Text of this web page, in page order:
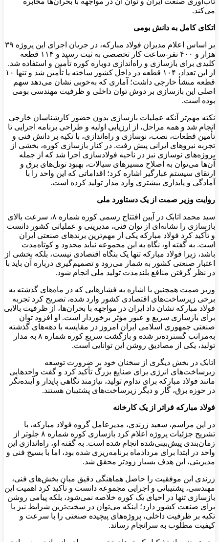
می‌کند.
اتکای کامل به دانش بومی
بر اساس اعلام مدیران فولاد مبارکه، در جریان اجرای این پروژه ۳۹
هزار و ۴۰۰ نفر-ساعت کار تخصصی به ثبت رسید و ۱۱۴ قطعه
کلیدی برای بازسازی و راه‌اندازی دوباره کوره تأمین و استفاده شد.
از این تعداد، ۱۰۴ قطعه در داخل کشور ساخته یا تأمین شد و تنها ۱۰
قطعه منشأ خارجی داشت؛ آماری که به‌خوبی نشان می‌دهد سهم
اصلی این بازسازی بر دوش توان داخلی و ظرفیت مهندسی بومی
بوده است.
نکته مهم‌تر آنکه عملیات بازسازی بدون حضور کارشناسان خارجی
انجام شد و همه مراحل، از ارزیابی اولیه و طراحی برنامه اجرایی تا
تأمین قطعات، نصب، نوسازی و راه‌اندازی، با تکیه بر دانش فنی و
تجربه نیروهای ایرانی پیش رفت. در کنار بازسازی کوره، بخشی از
پروژه‌های نوسازی نیز در ناحیه فولادسازی اجرا شد که از جمله
آن‌ها می‌توان به اصلاح مسیرهای سیالات، بهبود تونل‌های برق و
ارتقای سیستم غبارگیر اشاره کرد؛ اقداماتی که این واحد را با
آمادگی و پایداری بیشتری وارد مدار تولید کرده است.
روایت وزیر صمت از یک دستاورد ملی
سید محمد اتابک در آیین افتتاح رسمی کوره شماره ۸، سرعت بالای
بازسازی را نشانه‌ای از توان فنی، مدیریتی و عملیاتی کشور دانست
و تأکید کرد فولاد مبارکه یکی از مهم‌ترین برندهای صنعتی ایران
است. به گفته او، نگاه به این مجموعه نباید محدود و کوتاه‌مدت
باشد، زیرا فولاد مبارکه تنها یک بنگاه اقتصادی نیست، بلکه بخشی از
اعتبار صنعتی کشور به شمار می‌رود و تصمیم‌گیری درباره آن باید با
در نظر گرفتن منافع بلندمدت تولید ملی انجام شود.
وزیر صمت همچنین با اشاره به فشارهایی که در ماه‌های گذشته به
برخی زیرساخت‌های اقتصادی کشور وارد شده، تصریح کرد تجربه
فولاد مبارکه نشان داد ایران در مواجهه با بحران‌ها، از ظرفیت بالایی
برای بازسازی سریع و عبور مؤثر برخوردار است. او افزود توان
صنعتی جمهوری اسلامی ایران امروز در مقایسه با دهه‌های گذشته
به‌مراتب گسترده‌تر شده و بازگشت سریع کوره شماره ۸ به مدار
تولید، یکی از مصادیق روشن این توانایی است.
اتابک در بخش دیگری از سخنان خود بر ضرورت توسعه
زیرساخت‌های انرژی برای صنایع بزرگ تأکید کرد و گفت واحدهایی
مانند فولاد مبارکه برای تداوم تولید، نیازمند نگاهی پایدار و آینده‌نگر
در حوزه برق، گاز و دیگر زیرساخت‌های پشتیبان هستند.
فولاد مبارکه فراتر از یک کارخانه
در این مراسم، سعید زرندی، مدیرعامل گروه فولاد مبارکه، با
تشریح جزئیات پروژه اعلام کرد بازسازی کوره شماره ۸ جلوتر از
زمان‌بندی پیش‌بینی‌شده انجام شده است. به گفته او، راه‌اندازی این
واحد در ابتدا برای مردادماه برنامه‌ریزی شده بود، اما با بسیج فنی و
مدیریتی، این هدف بسیار زودتر محقق شد.
زرندی این موفقیت را حاصل هماهنگی دقیق میان بخش‌های فنی،
مهندسی، پشتیبانی و اجرایی مجموعه دانست و تأکید کرد اهمیت این
بازسازی تنها در احیای یک کوره خلاصه نمی‌شود، بلکه پیامی روشن
برای صنعت کشور دارد؛ اینکه می‌توان در سخت‌ترین شرایط نیز با
تکیه بر ظرفیت داخلی، پروژه‌های پیچیده صنعتی را با سرعت و
کیفیت مطلوب به سرانجام رساند.